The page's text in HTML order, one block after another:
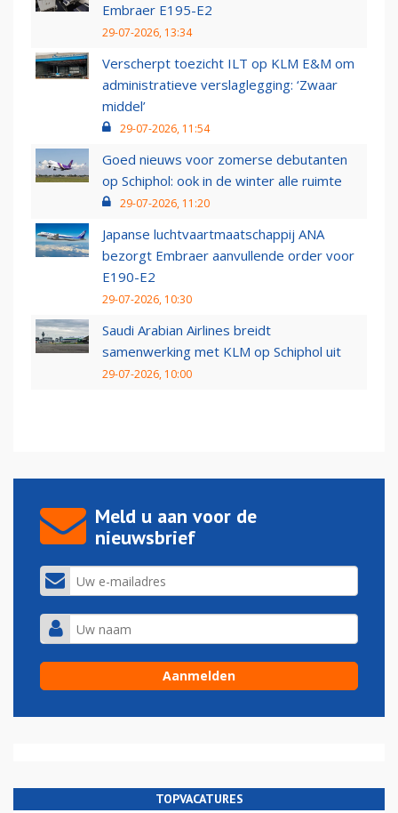
Embraer E195-E2
29-07-2026, 13:34
Verscherpt toezicht ILT op KLM E&M om
administratieve verslaglegging: ‘Zwaar
middel’
29-07-2026, 11:54
Goed nieuws voor zomerse debutanten
op Schiphol: ook in de winter alle ruimte
29-07-2026, 11:20
Japanse luchtvaartmaatschappij ANA
bezorgt Embraer aanvullende order voor
E190-E2
29-07-2026, 10:30
Saudi Arabian Airlines breidt
samenwerking met KLM op Schiphol uit
29-07-2026, 10:00
Meld u aan voor de
nieuwsbrief
TOPVACATURES